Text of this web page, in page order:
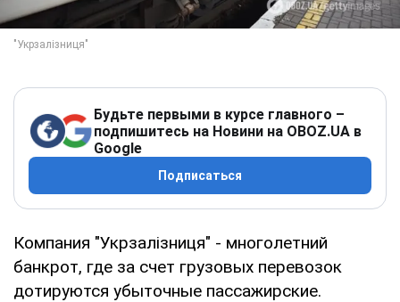
Будьте первыми в курсе главного –
подпишитесь на Новини на OBOZ.UA в
Google
Подписаться
Компания "Укрзалізниця" - многолетний
банкрот, где за счет грузовых перевозок
дотируются убыточные пассажирские.